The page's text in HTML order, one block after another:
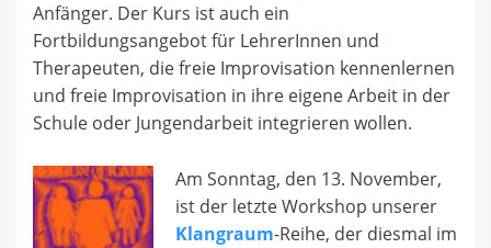
Anfänger. Der Kurs ist auch ein
Fortbildungsangebot für LehrerInnen und
Therapeuten, die freie Improvisation kennenlernen
und freie Improvisation in ihre eigene Arbeit in der
Schule oder Jungendarbeit integrieren wollen.
Am Sonntag, den 13. November,
ist der letzte Workshop unserer
Klangraum-Reihe, der diesmal im